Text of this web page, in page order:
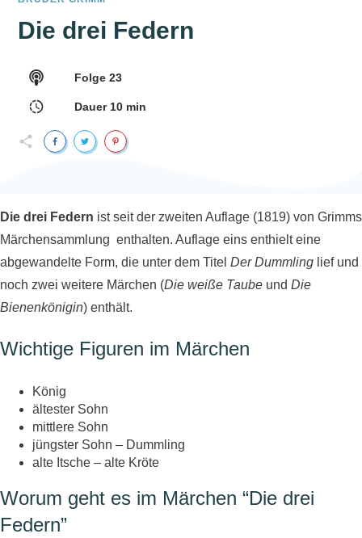
Die drei Federn
Folge 23
Dauer 10min
Die drei Federn ist seit der zweiten Auflage (1819) von Grimms
Märchensammlung enthalten. Auflage eins enthielt eine
abgewandelte Form, die unter dem Titel Der Dummling lief und
noch zwei weitere Märchen (Die weiße Taube und Die
Bienenkönigin) enthält.
Wichtige Figuren im Märchen
König
ältester Sohn
mittlere Sohn
jüngster Sohn – Dummling
alte Itsche – alte Kröte
Worum geht es im Märchen “Die drei
Federn”